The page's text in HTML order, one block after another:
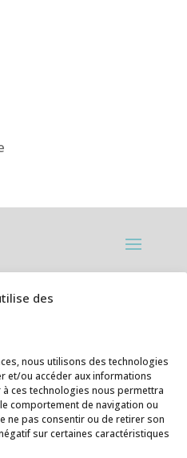
des
nous utilisons des technologies
et/ou accéder aux informations
ces technologies nous permettra
comportement de navigation ou
ne pas consentir ou de retirer son
sur certaines caractéristiques
Plage,
67 28
1 rue de la
89 00